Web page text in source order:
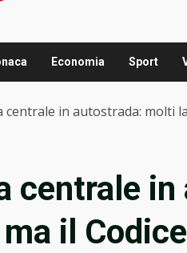
Economia Sport
centrale in autostrada: molti
centrale
il